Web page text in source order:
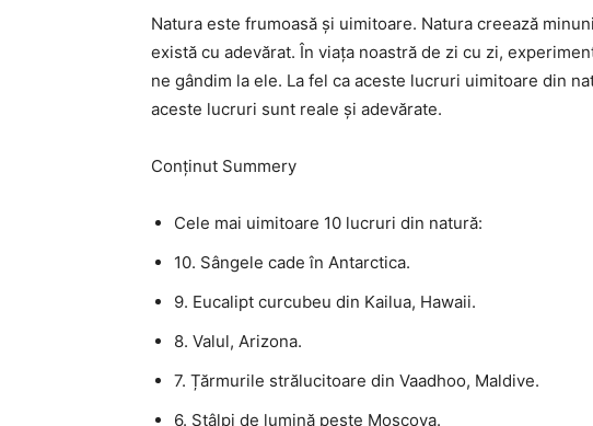
Natura este frumoasă și uimitoare. Natura creează
există cu adevărat. În viața noastră de zi cu zi,
ne gândim la ele. La fel ca aceste lucruri uimitoare din
aceste lucruri sunt reale și adevărate.
Conținut Summery
Cele mai uimitoare 10 lucruri din natură:
10. Sângele cade în Antarctica.
9. Eucalipt curcubeu din Kailua, Hawaii.
8. Valul, Arizona.
7. Țărmurile strălucitoare din Vaadhoo, Maldive.
6. Stâlpi de lumină peste Moscova.